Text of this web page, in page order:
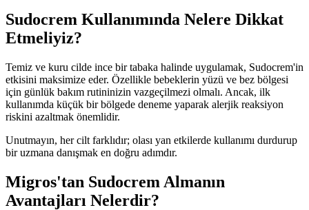
Sudocrem Kullanımında Nelere Dikkat
Etmeliyiz?
Temiz ve kuru cilde ince bir tabaka halinde uygulamak, Sudocrem'in
etkisini maksimize eder. Özellikle bebeklerin yüzü ve bez bölgesi
için günlük bakım rutininizin vazgeçilmezi olmalı. Ancak, ilk
kullanımda küçük bir bölgede deneme yaparak alerjik reaksiyon
riskini azaltmak önemlidir.
Unutmayın, her cilt farklıdır; olası yan etkilerde kullanımı durdurup
bir uzmana danışmak en doğru adımdır.
Migros'tan Sudocrem Almanın
Avantajları Nelerdir?